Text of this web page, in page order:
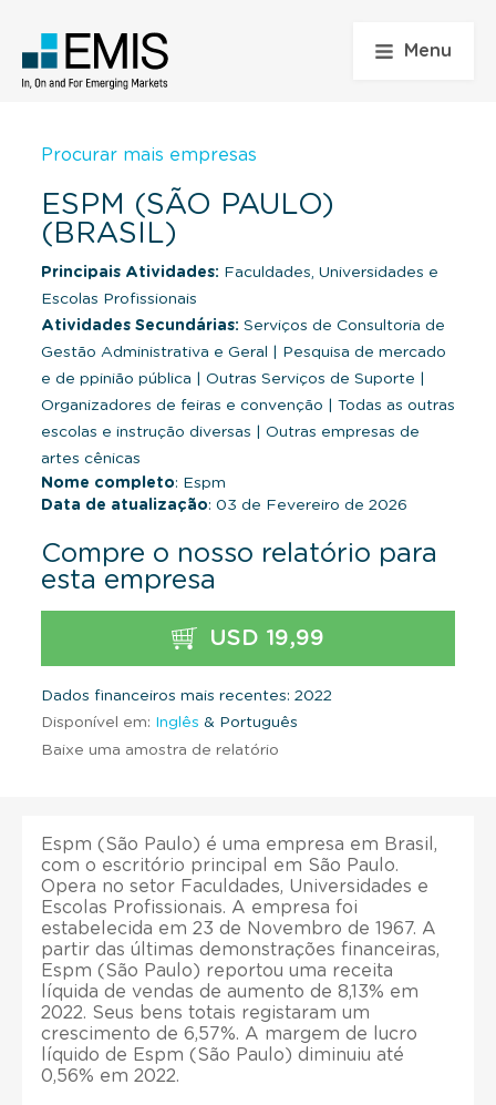
Menu
Procurar mais empresas
ESPM (SÃO PAULO)
(BRASIL)
Principais Atividades: Faculdades, Universidades e
Escolas Profissionais
Atividades Secundárias: Serviços de Consultoria de
Gestão Administrativa e Geral
Pesquisa de mercado
e de ppinião pública
Outras Serviços de Suporte
Organizadores de feiras e convenção
Todas as outras
escolas e instrução diversas
Outras empresas de
artes cênicas
Nome completo: Espm
Data de atualização: 03 de Fevereiro de 2026
Compre o nosso relatório para
esta empresa
USD 19,99
Dados financeiros mais recentes: 2022
Disponível em: Inglês & Português
Baixe uma amostra de relatório
Espm (São Paulo) é uma empresa em Brasil,
com o escritório principal em São Paulo.
Opera no setor Faculdades, Universidades e
Escolas Profissionais. A empresa foi
estabelecida em 23 de Novembro de 1967. A
partir das últimas demonstrações financeiras,
Espm (São Paulo) reportou uma receita
líquida de vendas de aumento de 8,13% em
2022. Seus bens totais registaram um
crescimento de 6,57%. A margem de lucro
líquido de Espm (São Paulo) diminuiu até
0,56% em 2022.